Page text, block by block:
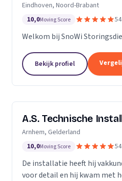
Eindhoven, Noord-Brabant
10,0Moving Score
Welkom bij SnoWi
Bekijk profiel
A.S. Technische
Arnhem, Gelderland
10,0Moving Score
De installatie heeft hij
voor detail en hij kwam met